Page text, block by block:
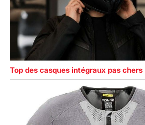
Top des casques intégraux pas